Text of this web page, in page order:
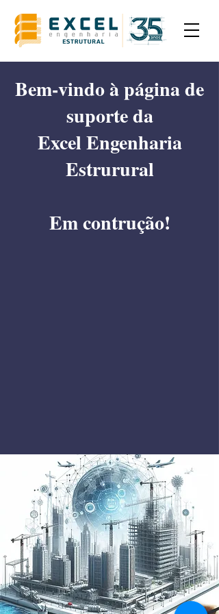
Bem-vindo à página de
suporte da
Excel Engenharia
Estrurural
Em contrução!